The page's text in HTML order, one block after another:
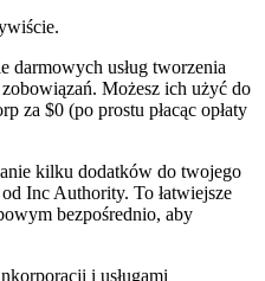
darmowych usług tworzenia
Możesz ich użyć do
za $0 (po prostu płacąc opłaty
kilku dodatków do twojego
Inc Authority. To łatwiejsze
bezpośrednio, aby
i usługami